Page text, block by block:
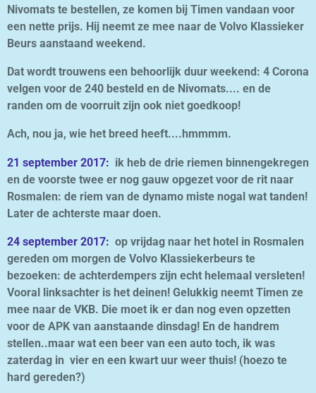
Nivomats te bestellen, ze komen bij Timen vandaan voor
een nette prijs. Hij neemt ze mee naar de Volvo Klassieker
Beurs aanstaand weekend.
Dat wordt trouwens een behoorlijk duur weekend: 4 Corona
velgen voor de 240 besteld en de Nivomats.... en de
randen om de voorruit zijn ook niet goedkoop!
Ach, nou ja, wie het breed heeft....hmmmm.
21 september 2017: ik heb de drie riemen binnengekregen
en de voorste twee er nog gauw opgezet voor de rit naar
Rosmalen: de riem van de dynamo miste nogal wat tanden!
Later de achterste maar doen.
24 september 2017: op vrijdag naar het hotel in Rosmalen
gereden om morgen de Volvo Klassiekerbeurs te
bezoeken: de achterdempers zijn echt helemaal versleten!
Vooral linksachter is het deinen! Gelukkig neemt Timen ze
mee naar de VKB. Die moet ik er dan nog even opzetten
voor de APK van aanstaande dinsdag! En de handrem
stellen..maar wat een beer van een auto toch, ik was
zaterdag in vier en een kwart uur weer thuis! (hoezo te
hard gereden?)